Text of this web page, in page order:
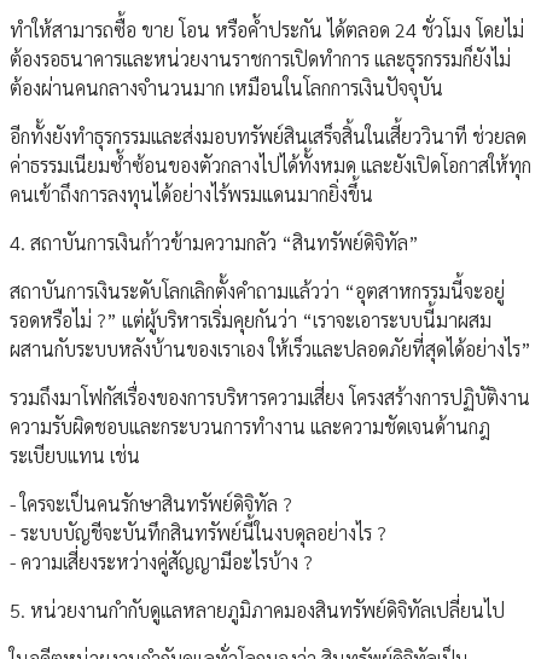
ทำให้สามารถซื้อ ขาย โอน หรือค้ำประกัน ได้ตลอด 24 ชั่วโมง โดยไม่
ต้องรอธนาคารและหน่วยงานราชการเปิดทำการ และธุรกรรมก็ยังไม่
ต้องผ่านคนกลางจำนวนมาก เหมือนในโลกการเงินปัจจุบัน
อีกทั้งยังทำธุรกรรมและส่งมอบทรัพย์สินเสร็จสิ้นในเสี้ยววินาที ช่วยลด
ค่าธรรมเนียมซ้ำซ้อนของตัวกลางไปได้ทั้งหมด และยังเปิดโอกาสให้ทุก
คนเข้าถึงการลงทุนได้อย่างไร้พรมแดนมากยิ่งขึ้น
4. สถาบันการเงินก้าวข้ามความกลัว “สินทรัพย์ดิจิทัล”
สถาบันการเงินระดับโลกเลิกตั้งคำถามแล้วว่า “อุตสาหกรรมนี้จะอยู่
รอดหรือไม่ ?” แต่ผู้บริหารเริ่มคุยกันว่า “เราจะเอาระบบนี้มาผสม
ผสานกับระบบหลังบ้านของเราเอง ให้เร็วและปลอดภัยที่สุดได้อย่างไร”
รวมถึงมาโฟกัสเรื่องของการบริหารความเสี่ยง โครงสร้างการปฏิบัติงาน
ความรับผิดชอบและกระบวนการทำงาน และความชัดเจนด้านกฎ
ระเบียบแทน เช่น
- ใครจะเป็นคนรักษาสินทรัพย์ดิจิทัล ?
- ระบบบัญชีจะบันทึกสินทรัพย์นี้ในงบดุลอย่างไร ?
- ความเสี่ยงระหว่างคู่สัญญามีอะไรบ้าง ?
5. หน่วยงานกำกับดูแลหลายภูมิภาคมองสินทรัพย์ดิจิทัลเปลี่ยนไป